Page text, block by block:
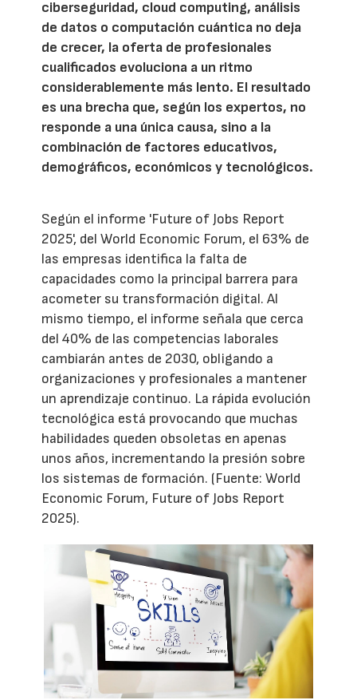
ciberseguridad, cloud computing, análisis
de datos o computación cuántica no deja
de crecer, la oferta de profesionales
cualificados evoluciona a un ritmo
considerablemente más lento. El resultado
es una brecha que, según los expertos, no
responde a una única causa, sino a la
combinación de factores educativos,
demográficos, económicos y tecnológicos.
Según el informe 'Future of Jobs Report
2025', del World Economic Forum, el 63% de
las empresas identifica la falta de
capacidades como la principal barrera para
acometer su transformación digital. Al
mismo tiempo, el informe señala que cerca
del 40% de las competencias laborales
cambiarán antes de 2030, obligando a
organizaciones y profesionales a mantener
un aprendizaje continuo. La rápida evolución
tecnológica está provocando que muchas
habilidades queden obsoletas en apenas
unos años, incrementando la presión sobre
los sistemas de formación. (Fuente: World
Economic Forum, Future of Jobs Report
2025).